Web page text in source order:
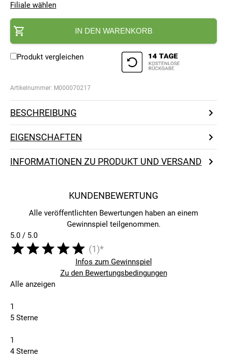
Filiale wählen
IN DEN WARENKORB
Produkt vergleichen
Artikelnummer: M000070217
BESCHREIBUNG
EIGENSCHAFTEN
INFORMATIONEN ZU PRODUKT UND VERSAND
KUNDENBEWERTUNG
Alle veröffentlichten Bewertungen haben an einem
Gewinnspiel teilgenommen.
5.0 / 5.0
(1)*
Infos zum Gewinnspiel
Zu den Bewertungsbedingungen
Alle anzeigen
1
5 Sterne
1
4 Sterne